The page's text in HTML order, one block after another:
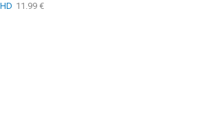
HD 11.99 €